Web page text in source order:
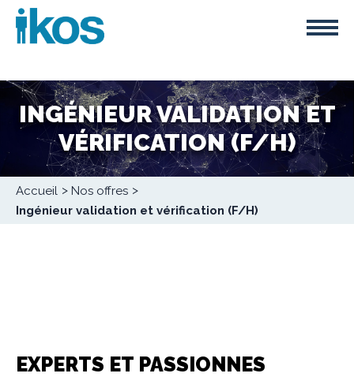
contenu
INGÉNIEUR VALIDATION ET
VÉRIFICATION (F/H)
Fil
d'Ariane
Accueil
Nos offres
Ingénieur validation et vérification (F/H)
EXPERTS ET PASSIONNES